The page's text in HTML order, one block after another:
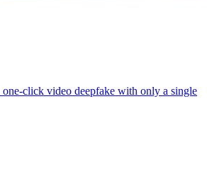
one-click video deepfake with only a single